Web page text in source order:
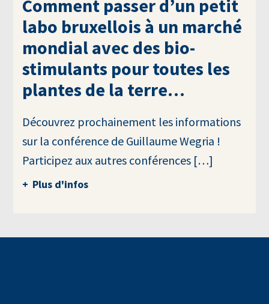
Comment passer d’un petit
labo bruxellois à un marché
mondial avec des bio-
stimulants pour toutes les
plantes de la terre…
Découvrez prochainement les informations
sur la conférence de Guillaume Wegria !
Participez aux autres conférences […]
Plus d'infos